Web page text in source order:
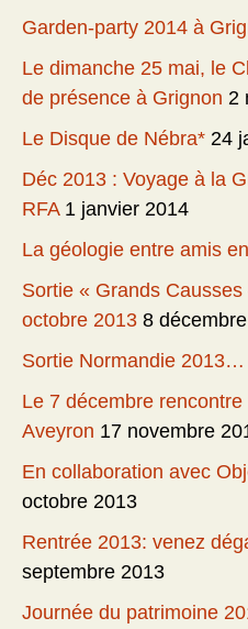
Garden-party 2014 à
Le dimanche 25 mai, le
de présence à Grignon 2
Le Disque de Nébra* 24
Déc 2013 : Voyage à la
RFA 1 janvier 2014
La géologie entre amis
Sortie « Grands
octobre 2013 8
Sortie Normandie 2013…
Le 7 décembre
Aveyron 17 novembre
En collaboration avec
octobre 2013
Rentrée 2013: venez
septembre 2013
Journée du patrimoine